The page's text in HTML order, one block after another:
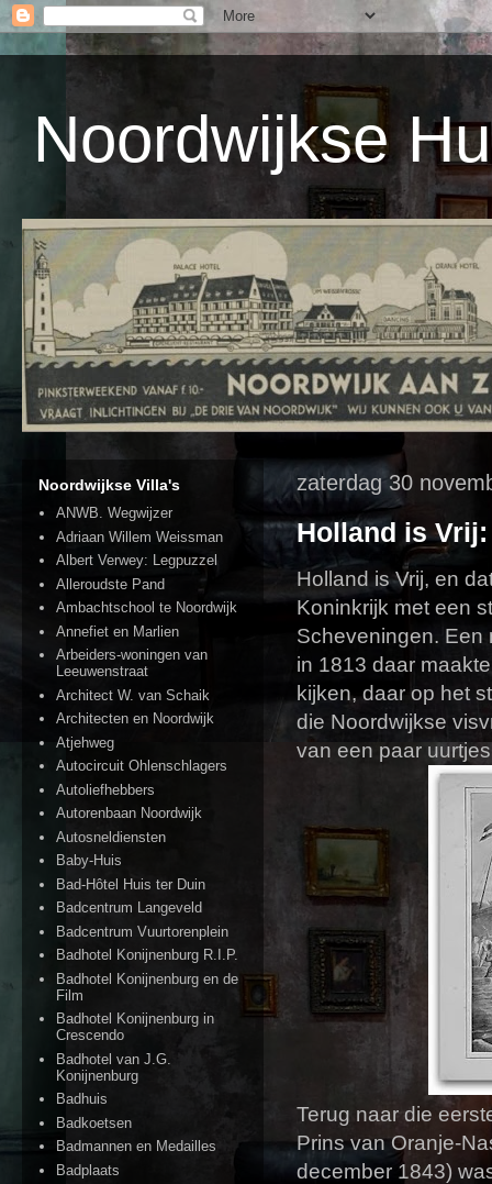
Noordwijkse
zaterdag 30
Holland is
Holland is Vrij, en
Koninkrijk met een
Scheveningen. Een
in 1813 daar
kijken, daar op het
die Noordwijkse
van een paar
Terug naar die
Prins van Oranje-
december 1843)
Noordwijkse Villa's
ANWB. Wegwijzer
Adriaan Willem Weissman
Albert Verwey: Legpuzzel
Alleroudste Pand
Ambachtschool te Noordwijk
Annefiet en Marlien
Arbeiders-woningen van
Leeuwenstraat
Architect W. van Schaik
Architecten en Noordwijk
Atjehweg
Autocircuit Ohlenschlagers
Autoliefhebbers
Autorenbaan Noordwijk
Autosneldiensten
Baby-Huis
Bad-Hôtel Huis ter Duin
Badcentrum Langeveld
Badcentrum Vuurtorenplein
Badhotel Konijnenburg R.I.P.
Badhotel Konijnenburg en de
Film
Badhotel Konijnenburg in
Crescendo
Badhotel van J.G.
Konijnenburg
Badhuis
Badkoetsen
Badmannen en Medailles
Badplaats